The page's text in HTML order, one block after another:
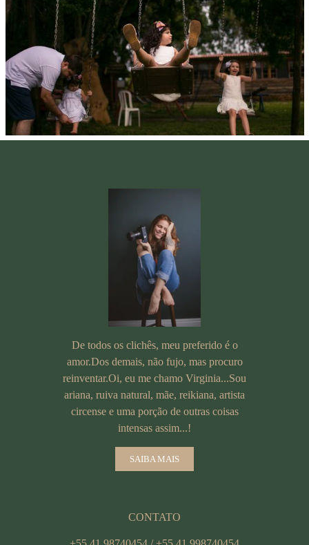
De todos os clichês, meu preferido é o
amor.Dos demais, não fujo, mas procuro
reinventar.Oi, eu me chamo Virginia...Sou
ariana, ruiva natural, mãe, reikiana, artista
circense e uma porção de outras coisas
intensas assim...!
SAIBA MAIS
CONTATO